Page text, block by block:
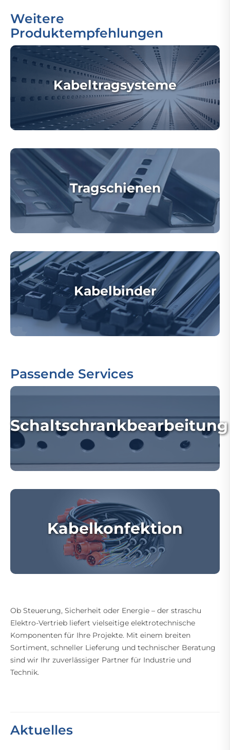
Weitere
Produktempfehlungen
Kabeltragsysteme
Tragschienen
Kabelbinder
Passende Services
Schaltschrankbearbeitung
Kabelkonfektion
Ob Steuerung, Sicherheit oder Energie – der straschu
Elektro-Vertrieb liefert vielseitige elektrotechnische
Komponenten für Ihre Projekte. Mit einem breiten
Sortiment, schneller Lieferung und technischer Beratung
sind wir Ihr zuverlässiger Partner für Industrie und
Technik.
Aktuelles